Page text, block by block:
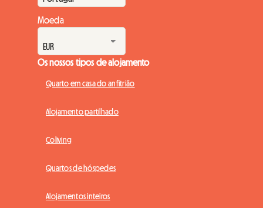
Moeda
Os nossos tipos de alojamento
Quarto em casa do anfitrião
Alojamento partilhado
Coliving
Quartos de hóspedes
Alojamentos inteiros